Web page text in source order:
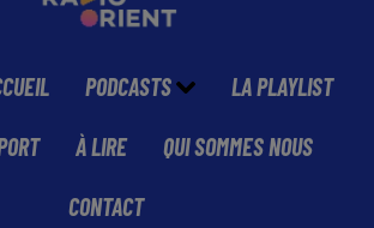
PODCASTS LA PLAYLIST
À LIRE QUI SOMMES NOUS
CONTACT